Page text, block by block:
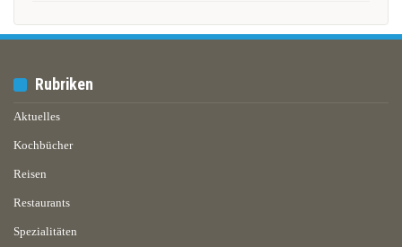
Rubriken
Aktuelles
Kochbücher
Reisen
Restaurants
Spezialitäten